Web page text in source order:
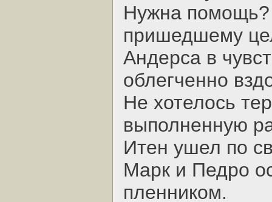
Нужна помощь?
пришедшему
Андерса в
облегченно
Не хотелось
выполненную
Итен ушел по
Марк и Педро
пленником.